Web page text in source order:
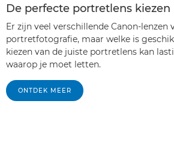
De perfecte portretlens kiezen
Er zijn veel verschillende Canon-lenzen
portretfotografie, maar welke is
kiezen van de juiste portretlens kan
waarop je moet letten.
ONTDEK MEER